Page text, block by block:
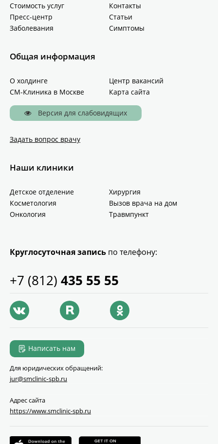
Стоимость услуг
Контакты
Пресс-центр
Статьи
Заболевания
Симптомы
Общая информация
О холдинге
Центр вакансий
СМ-Клиника в Москве
Карта сайта
Версия для слабовидящих
Задать вопрос врачу
Наши клиники
Детское отделение
Хирургия
Косметология
Вызов врача на дом
Онкология
Травмпункт
Круглосуточная запись по телефону:
+7 (812) 435 55 55
Написать нам
Для юридических обращений:
jur@smclinic‑spb.ru
Адрес сайта
https://www.smclinic-spb.ru